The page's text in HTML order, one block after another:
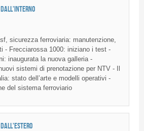
sicurezza ferroviaria: manutenzione,
- Frecciarossa 1000: iniziano i test -
inaugurata la nuova galleria -
sistemi di prenotazione per NTV - Il
stato dell’arte e modelli operativi -
del sistema ferroviario